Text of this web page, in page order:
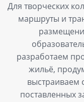
Для творческих
маршруты и
разработаем
жильё,
выстраиваем
поставленных